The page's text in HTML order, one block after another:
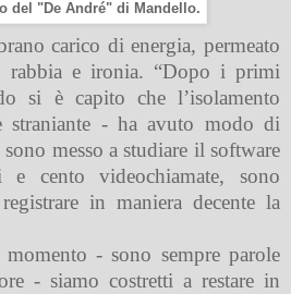
del "De André" di Mandello.
carico di energia, permeato
rabbia e ironia. “Dopo i primi
si è capito che l’isolamento
straniante - ha avuto modo di
messo a studiare il software
cento videochiamate, sono
in maniera decente la
- sono sempre parole
- siamo costretti a restare in